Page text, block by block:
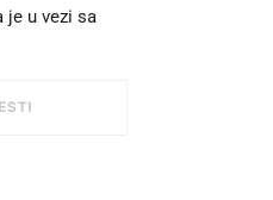
je u vezi sa